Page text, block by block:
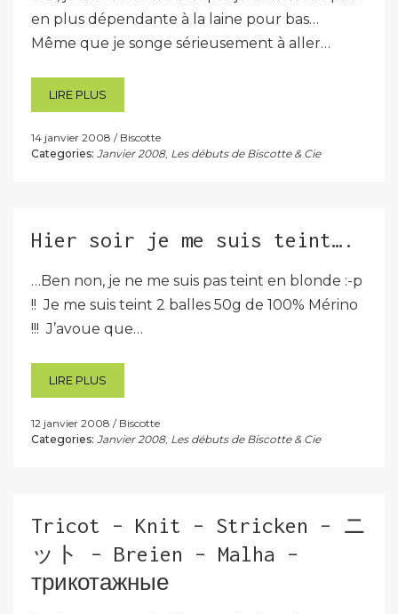
en plus dépendante à la laine pour bas…
Même que je songe sérieusement à aller…
LIRE PLUS
14 janvier 2008
Biscotte
Categories: Janvier 2008, Les débuts de Biscotte & Cie
Hier soir je me suis teint….
…Ben non, je ne me suis pas teint en blonde :-p
!! Je me suis teint 2 balles 50g de 100% Mérino
!!! J’avoue que…
LIRE PLUS
12 janvier 2008
Biscotte
Categories: Janvier 2008, Les débuts de Biscotte & Cie
Tricot – Knit – Stricken – ニ
ット – Breien – Malha –
трикотажные